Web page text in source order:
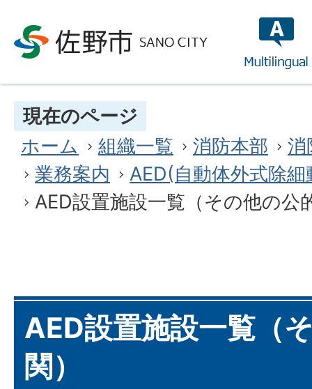
現在のページ
ホーム
組織一覧 消防本部
消
業務案内
AED(自動体外式除
AED設置施設一覧（その他の公
AED設置施設一覧（
関）